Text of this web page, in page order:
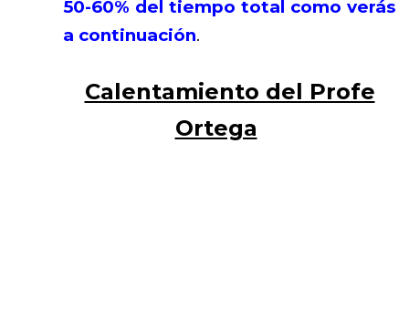
50-60% del tiempo total como verás
a continuación.
Calentamiento del Profe
Ortega